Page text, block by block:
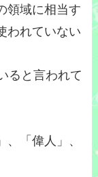
領域に相当す
われていない
ると言われて
「偉人」、